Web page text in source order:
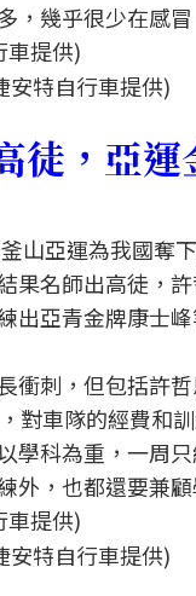
，幾乎很少在感
安特自行車提供)
徒，亞
山亞運為我國奪
果名師出高徒，
出亞青金牌康士峰
衝刺，但包括許
對車隊的經費和
學科為重，一周
外，也都還要兼顧
安特自行車提供)